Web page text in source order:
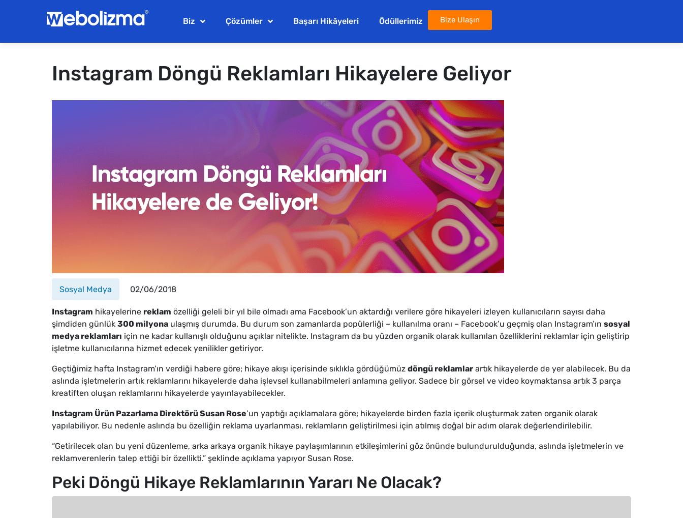
Biz Çözümler Başarı Hikâyeleri Ödüllerimiz Bize Ulaşın
Instagram Döngü Reklamları Hikayelere Geliyor
Sosyal Medya 02/06/2018
Instagram hikayelerine reklam özelliği geleli bir yıl bile olmadı ama Facebook’un aktardığı verilere göre hikayeleri izleyen kullanıcıların sayısı daha
şimdiden günlük 300 milyona ulaşmış durumda. Bu durum son zamanlarda popülerliği – kullanılma oranı – Facebook’u geçmiş olan Instagram’ın sosyal
medya reklamları için ne kadar kullanışlı olduğunu açıklar nitelikte. Instagram da bu yüzden organik olarak kullanılan özelliklerini reklamlar için geliştirip
işletme kullanıcılarına hizmet edecek yenilikler getiriyor.
Geçtiğimiz hafta Instagram’ın verdiği habere göre; hikaye akışı içerisinde sıklıkla gördüğümüz döngü reklamlar artık hikayelerde de yer alabilecek. Bu da
aslında işletmelerin artık reklamlarını hikayelerde daha işlevsel kullanabilmeleri anlamına geliyor. Sadece bir görsel ve video koymaktansa artık 3 parça
kreatiften oluşan reklamlarını hikayelerde yayınlayabilecekler.
Instagram Ürün Pazarlama Direktörü Susan Rose’un yaptığı açıklamalara göre; hikayelerde birden fazla içerik oluşturmak zaten organik olarak
yapılabiliyor. Bu nedenle aslında bu özelliğin reklama uyarlanması, reklamların geliştirilmesi için atılmış doğal bir adım olarak değerlendirilebilir.
“Getirilecek olan bu yeni düzenleme, arka arkaya organik hikaye paylaşımlarının etkileşimlerini göz önünde bulundurulduğunda, aslında işletmelerin ve
reklamverenlerin talep ettiği bir özellikti.” şeklinde açıklama yapıyor Susan Rose.
Peki Döngü Hikaye Reklamlarının Yararı Ne Olacak?